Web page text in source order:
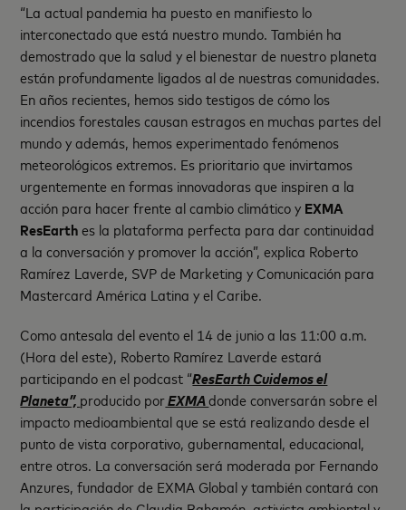
“La actual pandemia ha puesto en manifiesto lo
interconectado que está nuestro mundo. También ha
demostrado que la salud y el bienestar de nuestro planeta
están profundamente ligados al de nuestras comunidades.
En años recientes, hemos sido testigos de cómo los
incendios forestales causan estragos en muchas partes del
mundo y además, hemos experimentado fenómenos
meteorológicos extremos. Es prioritario que invirtamos
urgentemente en formas innovadoras que inspiren a la
acción para hacer frente al cambio climático y EXMA
ResEarthes la plataforma perfecta para dar continuidad
a la conversación y promover la acción”, explica Roberto
Ramírez Laverde, SVP de Marketing y Comunicación para
Mastercard América Latina y el Caribe.
Como antesala del evento el 14 de junio a las 11:00 a.m.
(Hora del este), Roberto Ramírez Laverde estará
participando en el podcast “ResEarth Cuidemos el
Planeta”, producido porEXMAdonde conversarán sobre el
impacto medioambiental que se está realizando desde el
punto de vista corporativo, gubernamental, educacional,
entre otros. La conversación será moderada por Fernando
Anzures, fundador de EXMA Global y también contará con